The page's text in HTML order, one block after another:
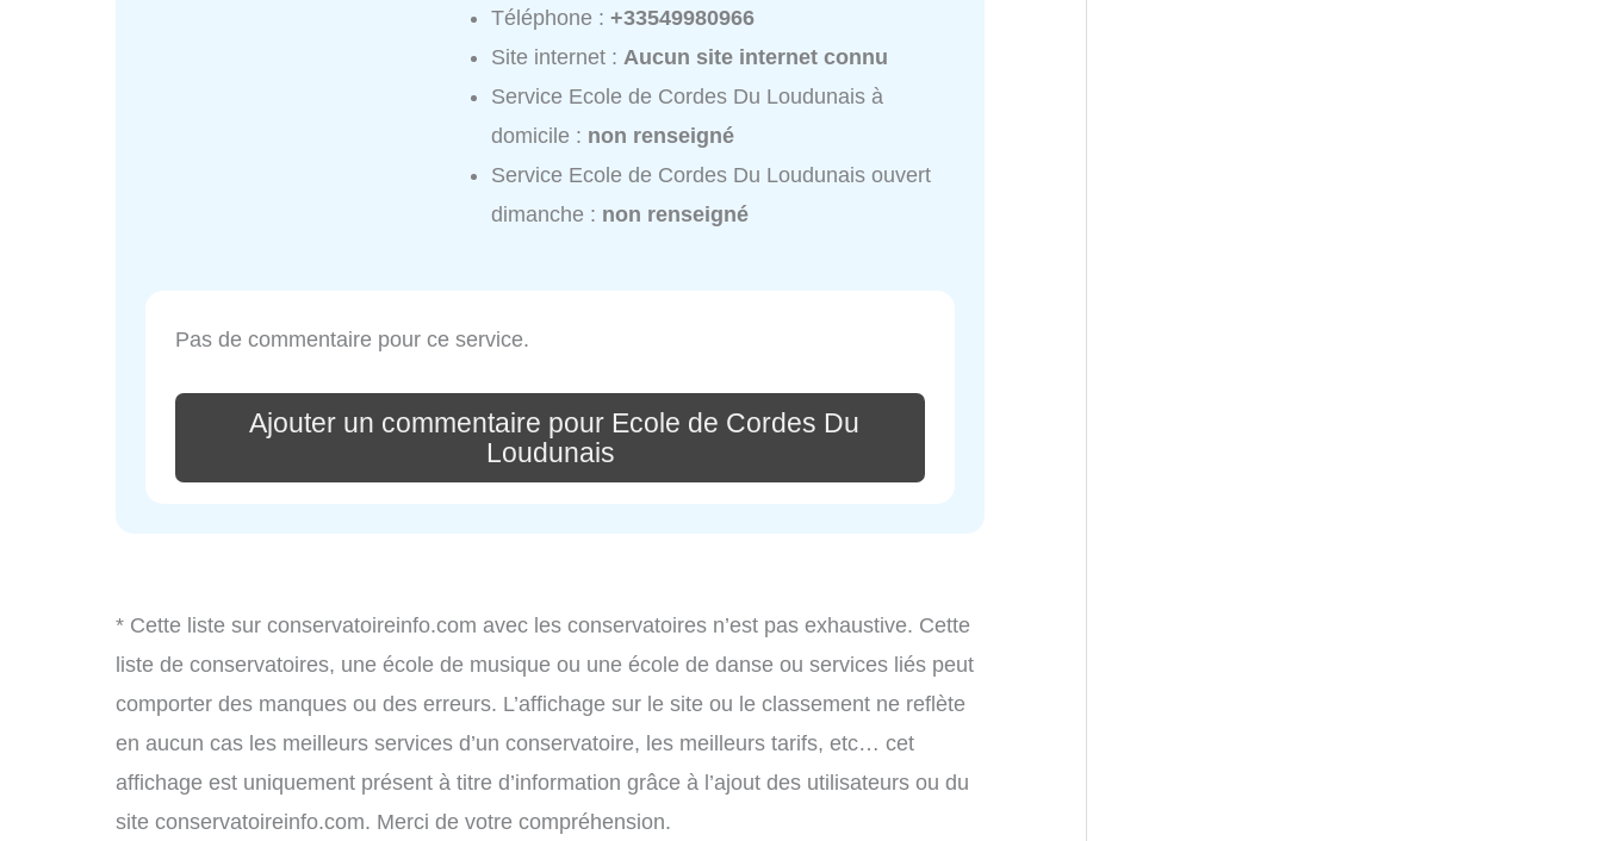
Téléphone :+33549980966
Site internet : Aucun site internet connu
Service Ecole de Cordes Du Loudunais à
domicile : non renseigné
Service Ecole de Cordes Du Loudunais ouvert
dimanche : non renseigné
Pas de commentaire pour ce service.
Ajouter un commentaire pour Ecole de Cordes Du
Loudunais
* Cette liste sur conservatoireinfo.com avec les conservatoires n’est pas exhaustive. Cette
liste de conservatoires, une école de musique ou une école de danse ou services liés peut
comporter des manques ou des erreurs. L’affichage sur le site ou le classement ne reflète
en aucun cas les meilleurs services d’un conservatoire, les meilleurs tarifs, etc… cet
affichage est uniquement présent à titre d’information grâce à l’ajout des utilisateurs ou du
site conservatoireinfo.com. Merci de votre compréhension.